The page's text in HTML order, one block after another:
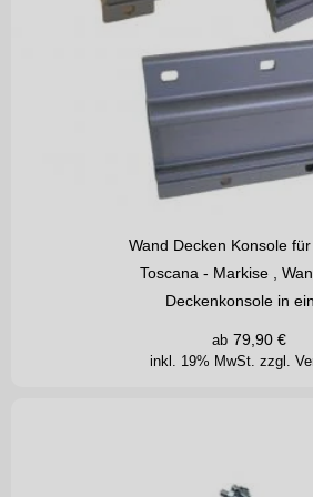
Wir bieten Volants in Vier Formen an: 1,
Zeichnungen dargestellt. Die
20 cm. Die Volants werden ästhetisch
3 und 4 Mit Mehrpreis
Wand Decken Konsole
Toscana - Markise ,
Deckenkonsole in
inkl. 19% MwSt. zzgl.
ab 79,90€